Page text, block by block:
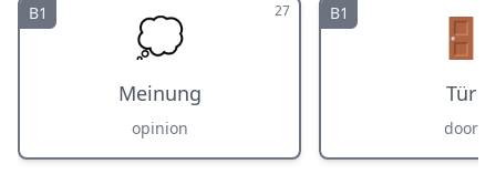
B1 27
💭
Meinung
opinion
B1 🚪
Tür
door